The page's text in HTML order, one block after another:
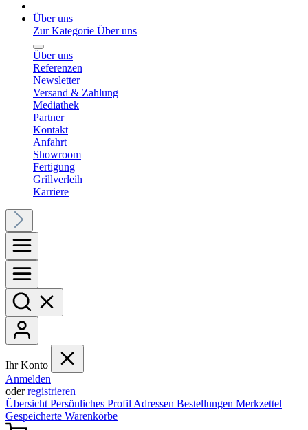
Über uns
Zur Kategorie Über uns
Über uns
Referenzen
Newsletter
Versand & Zahlung
Mediathek
Partner
Kontakt
Anfahrt
Showroom
Fertigung
Grillverleih
Karriere
Ihr Konto
Anmelden
oderregistrieren
Übersicht Persönliches Profil Adressen Bestellungen Merkzettel
Gespeicherte Warenkörbe